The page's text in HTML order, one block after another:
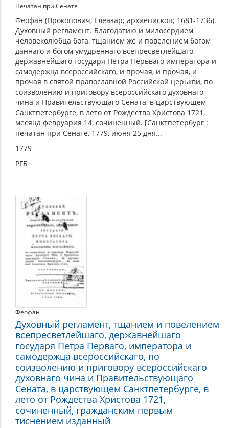
Печатан при Сенате
Феофан (Прокопович, Елеазар; архиепископ; 1681-1736).
Духовный регламент. Благодатию и милосердием
человеколюбца бога, тщанием же и повелением богом
даннаго и богом умудреннаго всепресветлейшаго,
державнейшаго государя Петра Перьваго императора и
самодержца всероссийскаго, и прочая, и прочая, и
прочая в святой православной Российской церькви, по
соизволению и приговору всероссийскаго духовнаго
чина и Правительствующаго Сената, в царствующем
Санктпетербурге, в лето от Рождества Христова 1721,
месяца февруария 14, сочиненный. [Санктпетербург :
печатан при Сенате, 1779, июня 25 дня...
1779
РГБ
Феофан
Духовный регламент, тщанием и повелением
всепресветлейшаго, державнейшаго
государя Петра Перваго, императора и
самодержца всероссийскаго, по
соизволению и приговору всероссийскаго
духовнаго чина и Правительствующаго
Сената, в царствующем Санктпетербурге, в
лето от Рождества Христова 1721,
сочиненный, гражданским первым
тиснением изданный